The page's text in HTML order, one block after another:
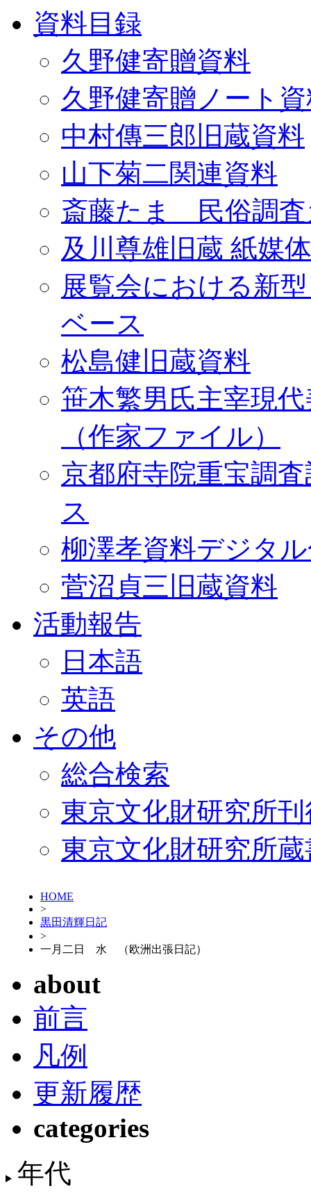
資料目録
久野健寄贈資料
久野健寄贈ノート
中村傳三郎旧蔵資料
山下菊二関連資料
斎藤たま 民俗調査
及川尊雄旧蔵 紙媒
展覧会における新
ベース
松島健旧蔵資料
笹木繁男氏主宰現
（作家ファイル）
京都府寺院重宝調
ス
柳澤孝資料デジタ
菅沼貞三旧蔵資料
活動報告
日本語
英語
その他
総合検索
東京文化財研究所
東京文化財研究所
HOME
>
黒田清輝日記
>
一月二日 水 （欧洲出張日記）
about
前言
凡例
更新履歴
categories
年代